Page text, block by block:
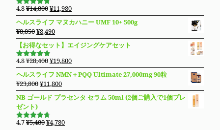
し
た。
す。
は
¥5,980
で
し
た。
格
は
¥4,980
す。
5段階で
4.76の評
価
4.8¥14,800元
の
価
格
は
¥14,800
で
し
た。
¥11,980現
在
の
格
¥11,980
で
ヘルスライフ マヌカハニー UMF 10+ 500g
¥8,850元
の
価
格
は
¥8,850
で
し
た。
¥8,490現
在
の
価
格
は
¥8,490
で
【お得なセット】エイジングケアセット
5段階で
4.83の評
価
4.8¥28,400元
の
価
格
は
で
し
¥19,800現
在
の
格
ヘルスライフ NMN＋PQQ Ultimate 27,000mg 90粒
¥23,800元
の
価
格
は
¥11,800現
在
の
格
NB ゴールド プラセンタ セラム 50ml (2個ご購入で1個プレ
ゼント)
5段階で
4.7¥5,480元
¥4,780現